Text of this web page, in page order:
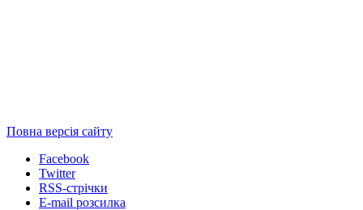
Повна версія сайту
Facebook
Twitter
RSS-стрічки
E-mail розсилка